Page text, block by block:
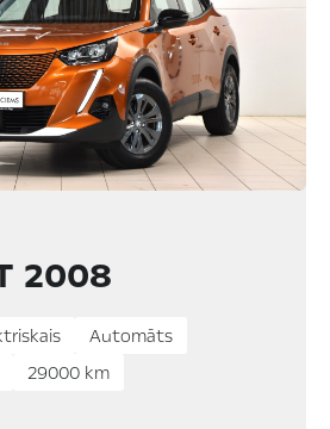
2008
Automāts
29000 km